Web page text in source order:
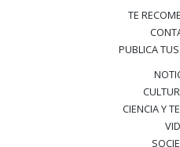
TE
PUBLICA
CIENCIA Y